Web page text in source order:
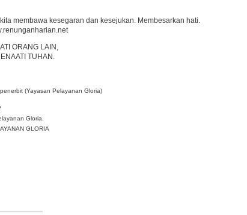
membawa kesegaran dan kesejukan. Membesarkan hati.
ORANG LAIN,
TUHAN.
(Yayasan Pelayanan Gloria)
Gloria.
GLORIA